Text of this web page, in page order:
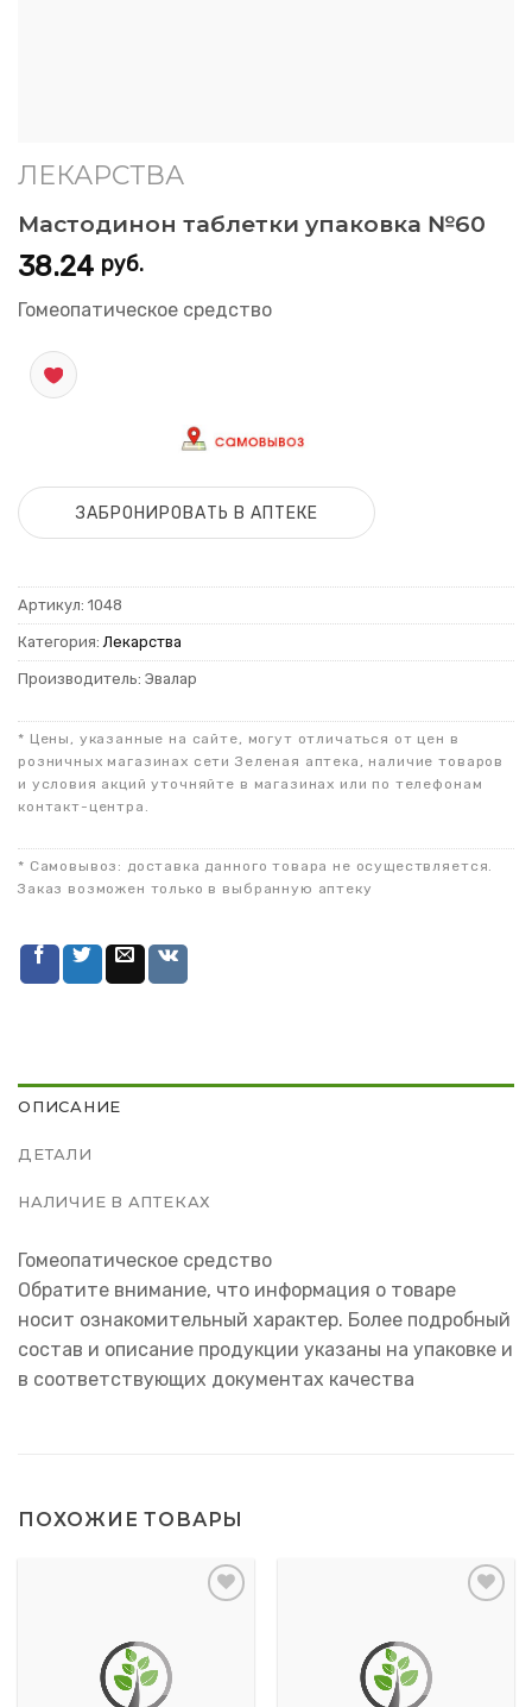
ЛЕКАРСТВА
Мастодинон таблетки упаковка №60
38.24 руб.
Гомеопатическое средство
ЗАБРОНИРОВАТЬ В АПТЕКЕ
Артикул: 1048
Категория: Лекарства
Производитель: Эвалар
* Цены, указанные на сайте, могут отличаться от цен в
розничных магазинах сети Зеленая аптека, наличие товаров
и условия акций уточняйте в магазинах или по телефонам
контакт-центра.
* Самовывоз: доставка данного товара не осуществляется.
Заказ возможен только в выбранную аптеку
ОПИСАНИЕ
ДЕТАЛИ
НАЛИЧИЕ В АПТЕКАХ
Гомеопатическое средство
Обратите внимание, что информация о товаре
носит ознакомительный характер. Более подробный
состав и описание продукции указаны на упаковке и
в соответствующих документах качества
ПОХОЖИЕ ТОВАРЫ